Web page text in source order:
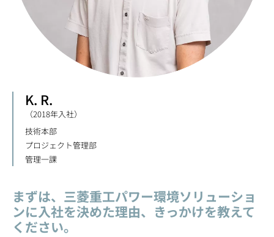
K. R.
（2018年入社）
技術本部
プロジェクト管理部
管理一課
まずは、三菱重工パワー環境ソリューショ
ンに入社を決めた理由、きっかけを教えて
ください。